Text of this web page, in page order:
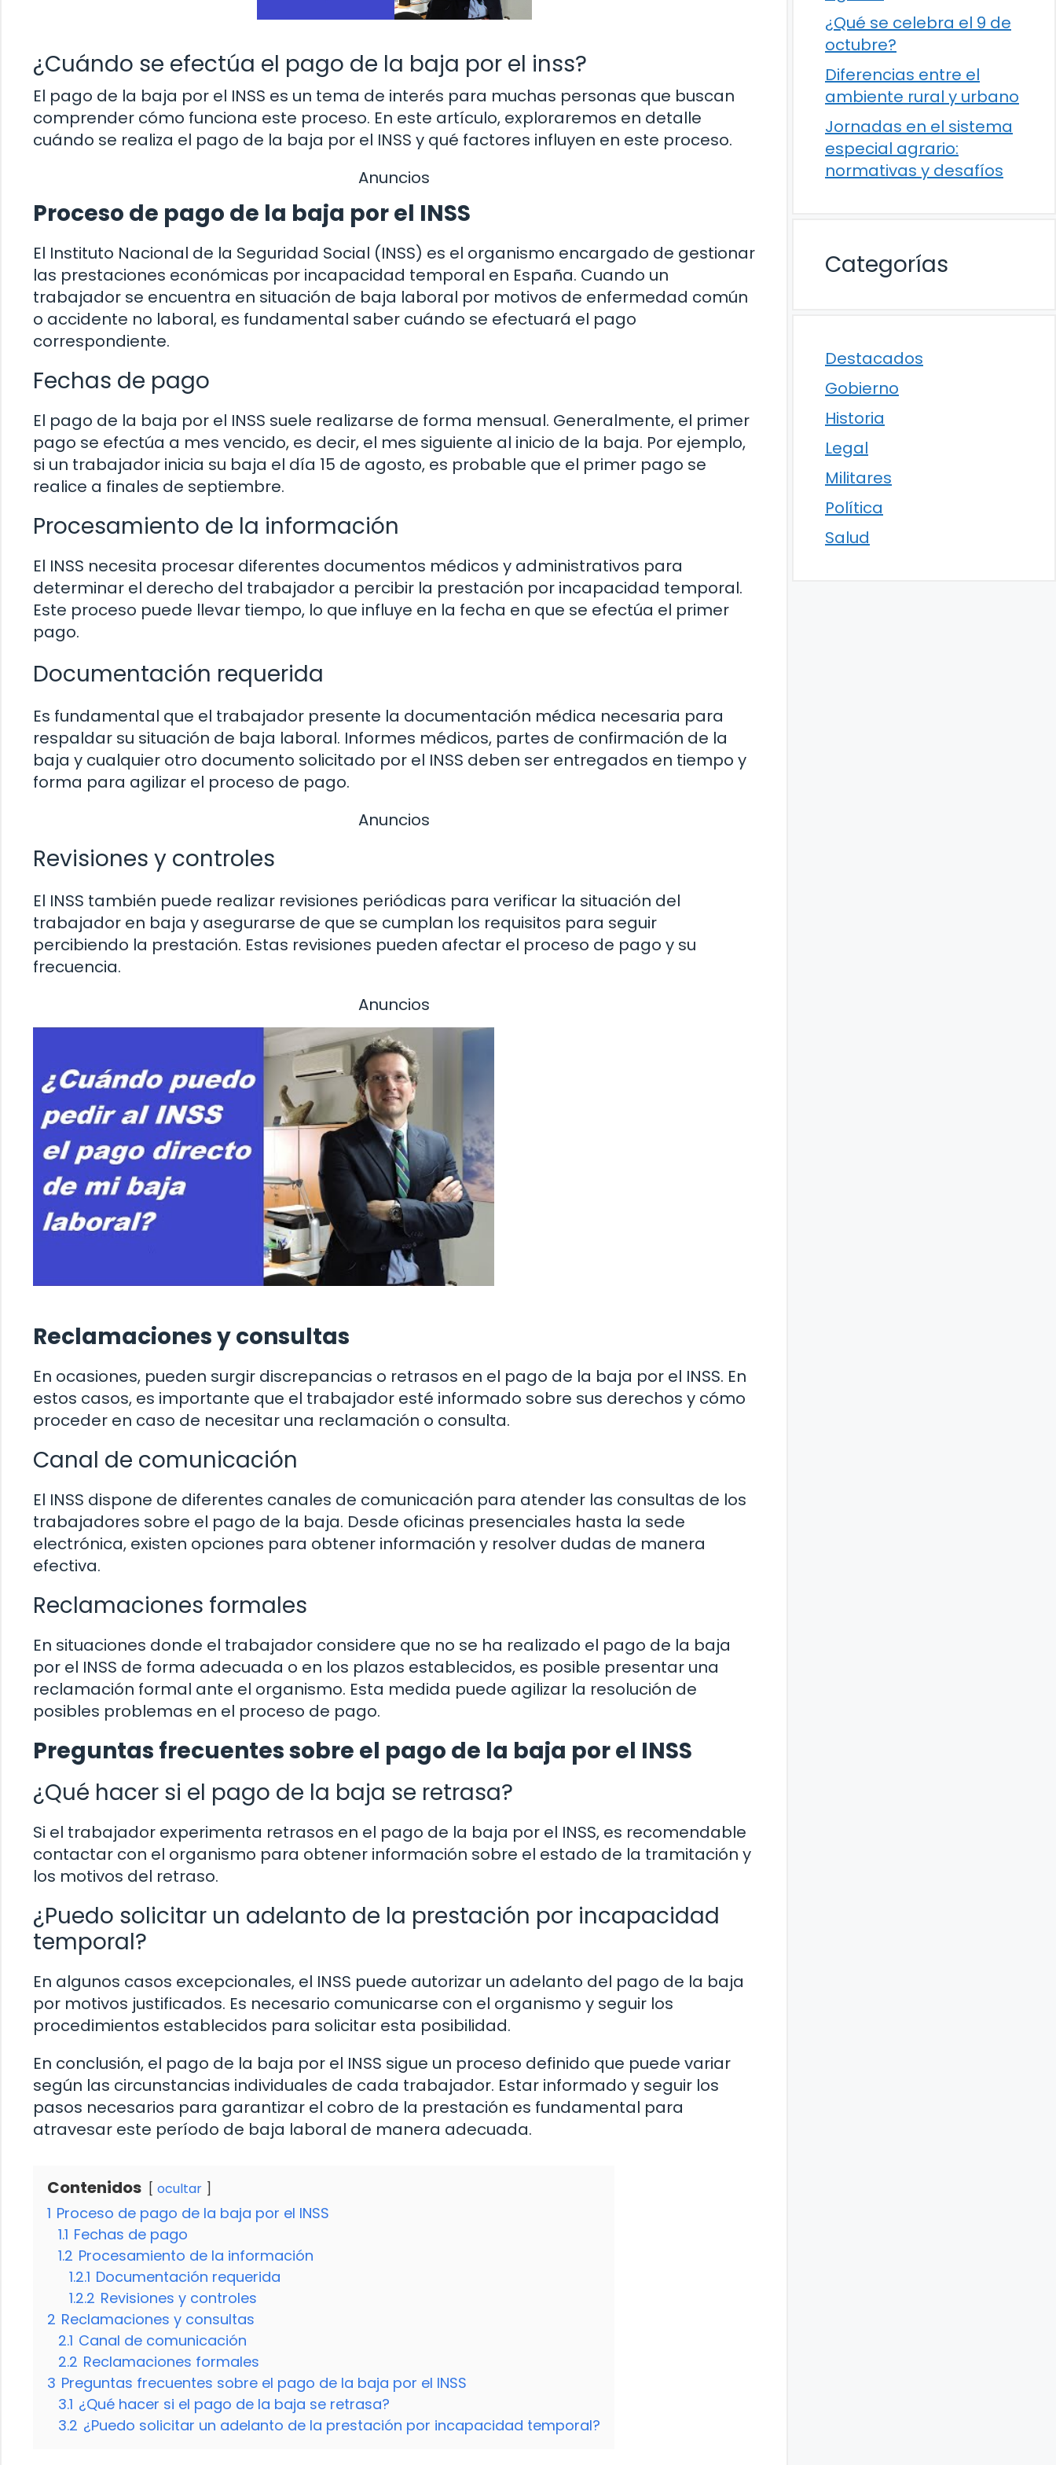
¿Cuándo se efectúa el pago de la baja por el inss?
El pago de la baja por el INSS es un tema de interés para muchas personas que buscan
comprender cómo funciona este proceso. En este artículo, exploraremos en detalle
cuándo se realiza el pago de la baja por el INSS y qué factores influyen en este proceso.
Anuncios
Proceso de pago de la baja por el INSS
El Instituto Nacional de la Seguridad Social (INSS) es el organismo encargado de gestionar
las prestaciones económicas por incapacidad temporal en España. Cuando un
trabajador se encuentra en situación de baja laboral por motivos de enfermedad común
o accidente no laboral, es fundamental saber cuándo se efectuará el pago
correspondiente.
Fechas de pago
El pago de la baja por el INSS suele realizarse de forma mensual. Generalmente, el primer
pago se efectúa a mes vencido, es decir, el mes siguiente al inicio de la baja. Por ejemplo,
si un trabajador inicia su baja el día 15 de agosto, es probable que el primer pago se
realice a finales de septiembre.
Procesamiento de la información
El INSS necesita procesar diferentes documentos médicos y administrativos para
determinar el derecho del trabajador a percibir la prestación por incapacidad temporal.
Este proceso puede llevar tiempo, lo que influye en la fecha en que se efectúa el primer
pago.
Documentación requerida
Es fundamental que el trabajador presente la documentación médica necesaria para
respaldar su situación de baja laboral. Informes médicos, partes de confirmación de la
baja y cualquier otro documento solicitado por el INSS deben ser entregados en tiempo y
forma para agilizar el proceso de pago.
Anuncios
Revisiones y controles
El INSS también puede realizar revisiones periódicas para verificar la situación del
trabajador en baja y asegurarse de que se cumplan los requisitos para seguir
percibiendo la prestación. Estas revisiones pueden afectar el proceso de pago y su
frecuencia.
Anuncios
Reclamaciones y consultas
En ocasiones, pueden surgir discrepancias o retrasos en el pago de la baja por el INSS. En
estos casos, es importante que el trabajador esté informado sobre sus derechos y cómo
proceder en caso de necesitar una reclamación o consulta.
Canal de comunicación
El INSS dispone de diferentes canales de comunicación para atender las consultas de los
trabajadores sobre el pago de la baja. Desde oficinas presenciales hasta la sede
electrónica, existen opciones para obtener información y resolver dudas de manera
efectiva.
Reclamaciones formales
En situaciones donde el trabajador considere que no se ha realizado el pago de la baja
por el INSS de forma adecuada o en los plazos establecidos, es posible presentar una
reclamación formal ante el organismo. Esta medida puede agilizar la resolución de
posibles problemas en el proceso de pago.
Preguntas frecuentes sobre el pago de la baja por el INSS
¿Qué hacer si el pago de la baja se retrasa?
Si el trabajador experimenta retrasos en el pago de la baja por el INSS, es recomendable
contactar con el organismo para obtener información sobre el estado de la tramitación y
los motivos del retraso.
¿Puedo solicitar un adelanto de la prestación por incapacidad
temporal?
En algunos casos excepcionales, el INSS puede autorizar un adelanto del pago de la baja
por motivos justificados. Es necesario comunicarse con el organismo y seguir los
procedimientos establecidos para solicitar esta posibilidad.
En conclusión, el pago de la baja por el INSS sigue un proceso definido que puede variar
según las circunstancias individuales de cada trabajador. Estar informado y seguir los
pasos necesarios para garantizar el cobro de la prestación es fundamental para
atravesar este período de baja laboral de manera adecuada.
Contenidos ocultar
1 Proceso de pago de la baja por el INSS
1.1 Fechas de pago
1.2 Procesamiento de la información
1.2.1 Documentación requerida
1.2.2 Revisiones y controles
2 Reclamaciones y consultas
2.1 Canal de comunicación
2.2 Reclamaciones formales
3 Preguntas frecuentes sobre el pago de la baja por el INSS
3.1 ¿Qué hacer si el pago de la baja se retrasa?
3.2 ¿Puedo solicitar un adelanto de la prestación por incapacidad temporal?
¿Qué se celebra el 9 de
octubre?
Diferencias entre el
ambiente rural y urbano
Jornadas en el sistema
especial agrario:
normativas y desafíos
Categorías
Destacados
Gobierno
Historia
Legal
Militares
Política
Salud